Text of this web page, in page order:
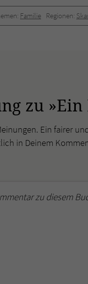
Familie Regionen:
zu
Ein fairer
in Deinem
zu diesem